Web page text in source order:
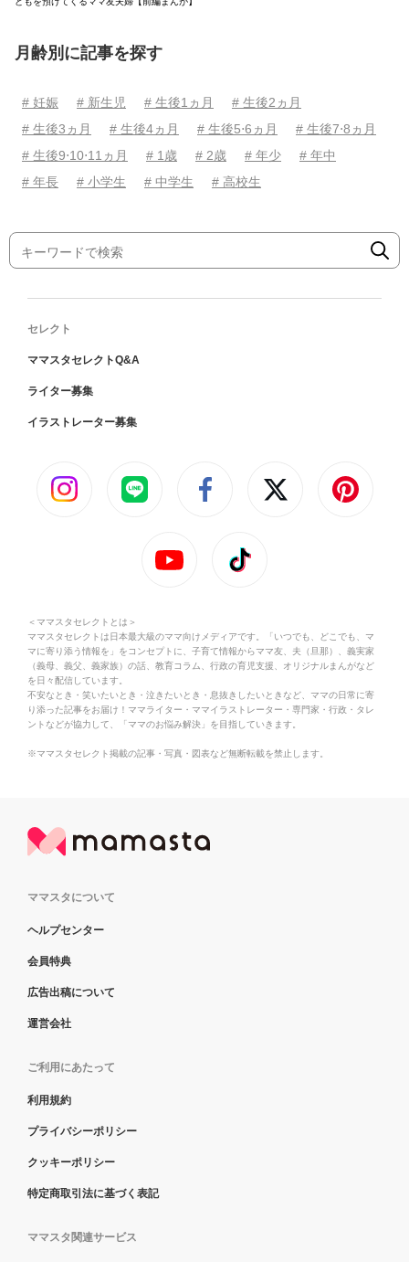
月齢別に記事を探す
# 妊娠 # 新生児 # 生後1ヵ月
# 生後2ヵ月
# 生後3ヵ月
# 生後4ヵ月 # 生後5⋅6ヵ月
# 生後7⋅8ヵ月
# 生後9⋅10⋅11ヵ月
# 1歳 # 2歳 # 年少
# 年中
# 年長
# 小学生 # 中学生 # 高校生
セレクト
ママスタセレクトQ&A
ライター募集
イラストレーター募集
＜ママスタセレクトとは＞
ママスタセレクトは日本最大級のママ向けメディアです。「いつでも、どこでも、マ
マに寄り添う情報を」をコンセプトに、子育て情報からママ友、夫（旦那）、義実家
（義母、義父、義家族）の話、教育コラム、行政の育児支援、オリジナルまんがなど
を日々配信しています。
不安なとき・笑いたいとき・泣きたいとき・息抜きしたいときなど、ママの日常に寄
り添った記事をお届け！ママライター・ママイラストレーター・専門家・行政・タレ
ントなどが協力して、「ママのお悩み解決」を目指していきます。
※ママスタセレクト掲載の記事・写真・図表など無断転載を禁止します。
ママスタについて
ヘルプセンター
会員特典
広告出稿について
運営会社
ご利用にあたって
利用規約
プライバシーポリシー
クッキーポリシー
特定商取引法に基づく表記
ママスタ関連サービス